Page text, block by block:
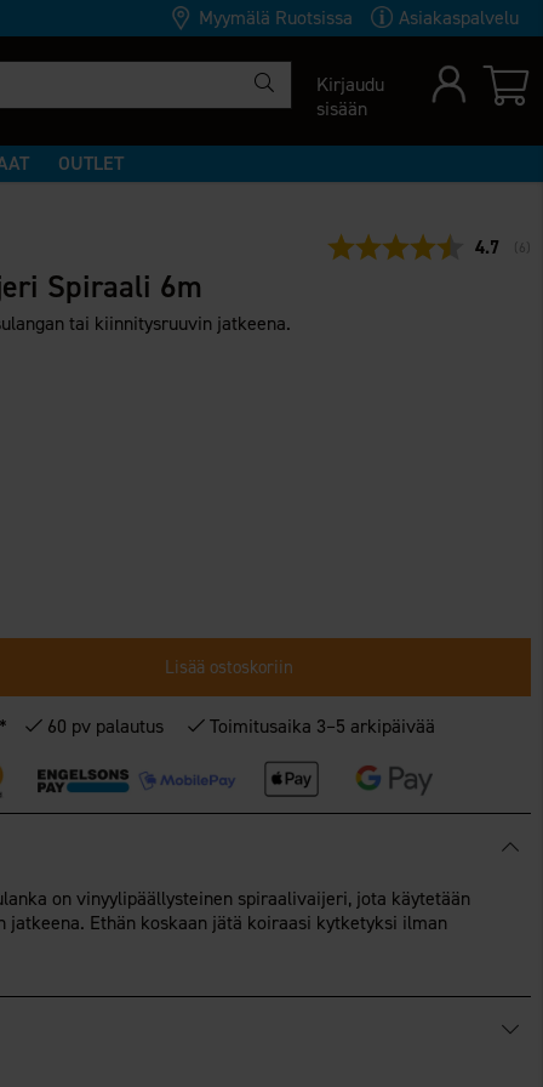
Myymälä Ruotsissa Asiakaspalvelu
Kirjaudu
sisään
OUTLET
4.7 (6
Spiraali 6m
tai kiinnitysruuvin jatkeena.
Lisää ostoskoriin
60 pv palautus Toimitusaika 3–5 arkipäivää
on vinyylipäällysteinen spiraalivaijeri, jota käytetään
Ethän koskaan jätä koiraasi kytketyksi ilman